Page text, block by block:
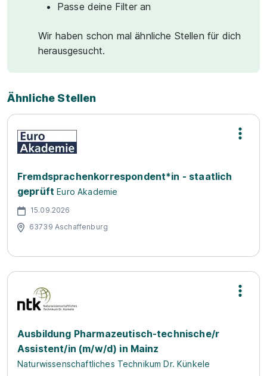
Passe deine Filter an
Wir haben schon mal ähnliche Stellen für dich
herausgesucht.
Ähnliche Stellen
Fremdsprachenkorrespondent*in - staatlich
geprüft Euro Akademie
15.09.2026
63739 Aschaffenburg
Ausbildung Pharmazeutisch-technische/r
Assistent/in (m/w/d) in Mainz
Naturwissenschaftliches Technikum Dr. Künkele